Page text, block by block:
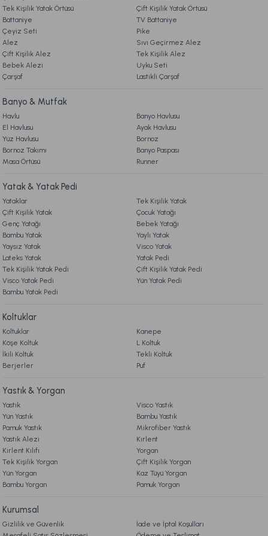
Gönder
4. KARGO & TESLİMAT
5. İADE & DEĞİŞİM
7. KAMPANYA & İNDİRİMLER
9. YATAK & KOLTUK SİPARİŞ VE İADE İŞLEMLERİ
Ücretsiz Kargo
Mora Microfiber Desenli Yorgan Çift Kişilik - Gri
899,00 TL
Soft Bamboo Yastık 50 x 70 cm
Visco Travel Yastık Classic Standart
459,00 TL
Online'a Özel
Visco Travel Yastık Gri
549,00 TL
Visco Fly Soft Yastık 64x28x12,5 cm
1.190,00 TL
Online'a Özel
1.679,00 TL
Visco Air Yastık 2'li Avantajlı Paket 60 x 40 cm - Beyaz
%20
İndirim
3.998,00 TL
3.199,00 TL
Tek Kişilik Yatak Örtüsü
Çift Kişilik Yatak Örtüsü
Battaniye
TV Battaniye
Çeyiz Seti
Pike
Alez
Sıvı Geçirmez Alez
Çift Kişilik Alez
Tek Kişilik Alez
Bebek Alezi
Uyku Seti
Çarşaf
Lastikli Çarşaf
Banyo & Mutfak
Havlu
Banyo Havlusu
El Havlusu
Ayak Havlusu
Yüz Havlusu
Bornoz
Bornoz Takımı
Banyo Paspası
Masa Örtüsü
Runner
Yatak & Yatak Pedi
Yataklar
Tek Kişilik Yatak
Çift Kişilik Yatak
Çocuk Yatağı
Genç Yatağı
Bebek Yatağı
Bambu Yatak
Yaylı Yatak
Yaysız Yatak
Visco Yatak
Lateks Yatak
Yatak Pedi
Tek Kişilik Yatak Pedi
Çift Kişilik Yatak Pedi
Visco Yatak Pedi
Yün Yatak Pedi
Bambu Yatak Pedi
Koltuklar
Koltuklar
Kanepe
Köşe Koltuk
L Koltuk
İkili Koltuk
Tekli Koltuk
Berjerler
Puf
Yastık & Yorgan
Yastık
Visco Yastık
Yün Yastık
Bambu Yastık
Pamuk Yastık
Mikrofiber Yastık
Yastık Alezi
Kırlent
Kırlent Kılıfı
Yorgan
Tek Kişilik Yorgan
Çift Kişilik Yorgan
Yün Yorgan
Kaz Tüyü Yorgan
Bambu Yorgan
Pamuk Yorgan
Kurumsal
Gizlilik ve Güvenlik
İade ve İptal Koşulları